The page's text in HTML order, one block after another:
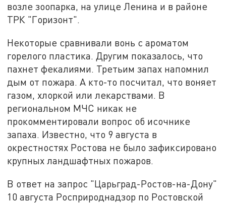
возле зоопарка, на улице Ленина и в районе
ТРК "Горизонт".
Некоторые сравнивали вонь с ароматом
горелого пластика. Другим показалось, что
пахнет фекалиями. Третьим запах напомнил
дым от пожара. А кто-то посчитал, что воняет
газом, хлоркой или лекарствами. В
региональном МЧС никак не
прокомментировали вопрос об исочнике
запаха. Известно, что 9 августа в
окрестностях Ростова не было зафиксировано
крупных ландшафтных пожаров.
В ответ на запрос "Царьград-Ростов-на-Дону"
10 августа Росприроднадзор по Ростовской